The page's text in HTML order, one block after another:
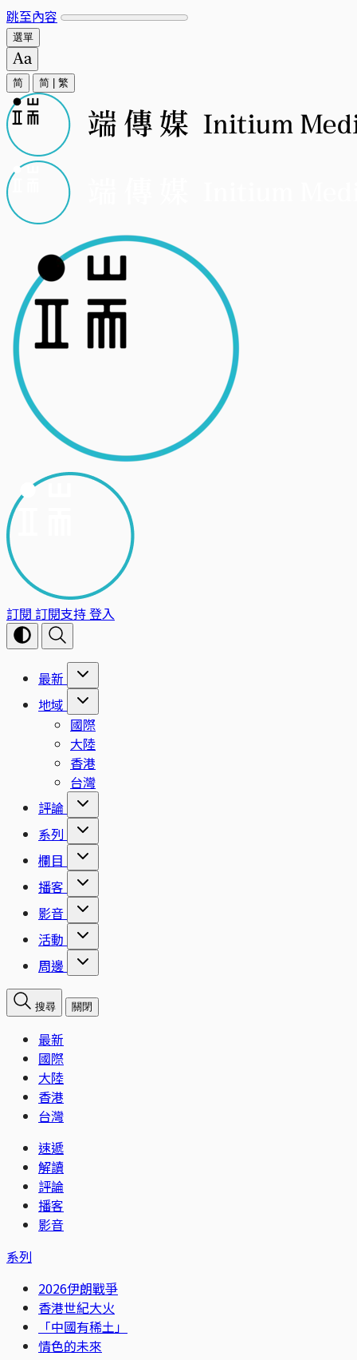
跳至內容
選單
简 简 繁
訂閱 訂閱支持登入
最新
地域
國際
大陸
香港
台灣
評論
系列
欄目
播客
影音
活動
周邊
搜尋 關閉
最新
國際
大陸
香港
台灣
速遞
解讀
評論
播客
影音
系列
2026伊朗戰爭
香港世紀大火
「中國有稀土」
情色的未來